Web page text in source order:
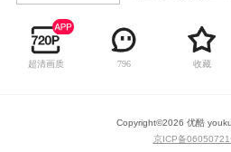
教、通文馆、幻
动！问诸王，谁
李星云这个龙泉
人》第二季继续
奇武侠！
超清画质 796 收藏
Copyright©2026 优酷
京ICP备06050721